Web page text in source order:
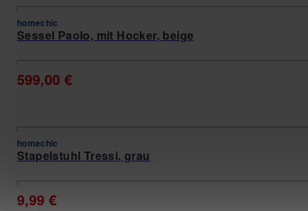
homechic
Sessel Paolo, mit Hocker, beige
599,00 €
homechic
Stapelstuhl Tressi, grau
9,99 €